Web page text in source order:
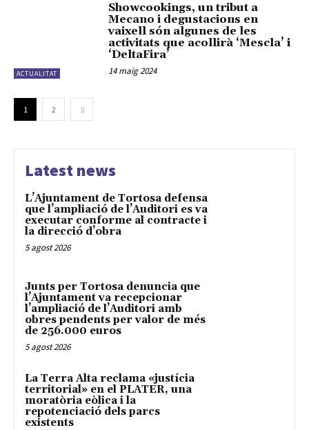
ACTUALITAT
Showcookings, un tribut a
Mecano i degustacions en
vaixell són algunes de les
activitats que acollirà ‘Mescla’ i
‘DeltaFira’
14 maig 2024
1 2
Latest news
L’Ajuntament de Tortosa defensa
que l’ampliació de l’Auditori es va
executar conforme al contracte i
la direcció d’obra
5 agost 2026
Junts per Tortosa denuncia que
l’Ajuntament va recepcionar
l’ampliació de l’Auditori amb
obres pendents per valor de més
de 256.000 euros
5 agost 2026
La Terra Alta reclama «justícia
territorial» en el PLATER, una
moratòria eòlica i la
repotenciació dels parcs
existents